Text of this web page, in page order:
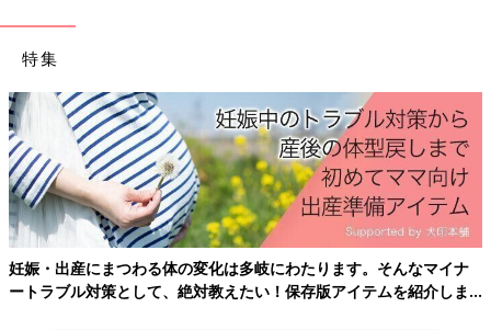
特集
妊娠・出産にまつわる体の変化は多岐にわたります。そんなマイナ
ートラブル対策として、絶対教えたい！保存版アイテムを紹介しま